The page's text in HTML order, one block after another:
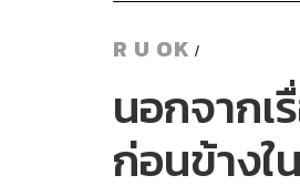
R U OK /
นอกจากเ
ก่อนข้างใ